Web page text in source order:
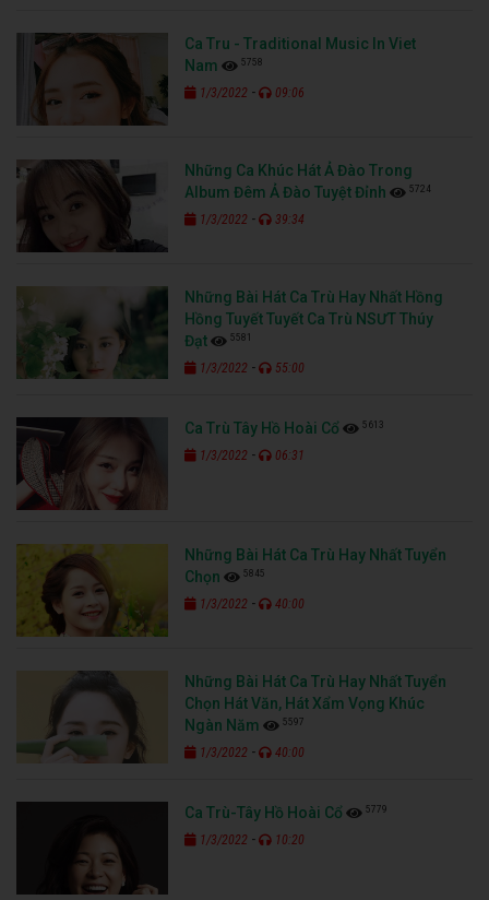
Ca Tru - Traditional Music In Viet
Nam
5758
1/3/2022 - 09:06
Những Ca Khúc Hát Ả Đào Trong
Album Đêm Ả Đào Tuyệt Đỉnh
5724
1/3/2022 - 39:34
Những Bài Hát Ca Trù Hay Nhất Hồng
Hồng Tuyết Tuyết Ca Trù NSƯT Thúy
Đạt
5581
1/3/2022 - 55:00
Ca Trù Tây Hồ Hoài Cổ 5613
1/3/2022 - 06:31
Những Bài Hát Ca Trù Hay Nhất Tuyển
Chọn
5845
1/3/2022 - 40:00
Những Bài Hát Ca Trù Hay Nhất Tuyển
Chọn Hát Văn, Hát Xẩm Vọng Khúc
Ngàn Năm
5597
1/3/2022 - 40:00
Ca Trù-Tây Hồ Hoài Cổ 5779
1/3/2022 - 10:20